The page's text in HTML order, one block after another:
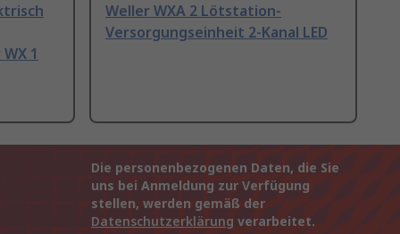
1
Weller WXA 2 Lötstation-
Versorgungseinheit 2-Kanal LED
Die personenbezogenen Daten, die Sie
uns bei Anmeldung zur Verfügung
stellen, werden gemäß der
Datenschutzerklärung verarbeitet.